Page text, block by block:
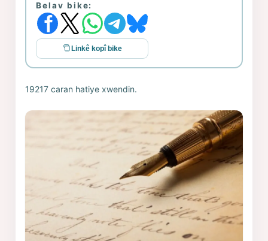
Belav bike:
Linkê kopî bike
19217 caran hatiye xwendin.